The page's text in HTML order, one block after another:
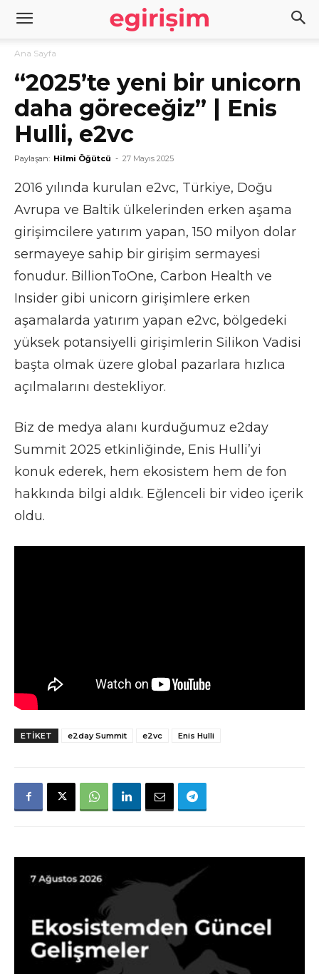
Ana Sayfa
“2025’te yeni bir unicorn
daha göreceğiz” | Enis
Hulli, e2vc
Paylaşan: Hilmi Öğütcü - 27 Mayıs 2025
2016 yılında kurulan e2vc, Türkiye, Doğu
Avrupa ve Baltik ülkelerinden erken aşama
girişimcilere yatırım yapan, 150 milyon dolar
sermayeye sahip bir girişim sermayesi
fonudur. BillionToOne, Carbon Health ve
Insider gibi unicorn girişimlere erken
aşamalarda yatırım yapan e2vc, bölgedeki
yüksek potansiyelli girişimlerin Silikon Vadisi
başta olmak üzere global pazarlara hızlıca
açılmalarını destekliyor.
Biz de medya alanı kurduğumuz e2day
Summit 2025 etkinliğinde, Enis Hulli’yi
konuk ederek, hem ekosistem hem de fon
hakkında bilgi aldık. Eğlenceli bir video içerik
oldu.
ETIKET e2day Summit e2vc Enis Hulli